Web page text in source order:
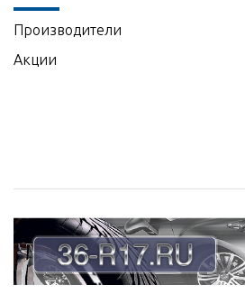
Производители
Акции